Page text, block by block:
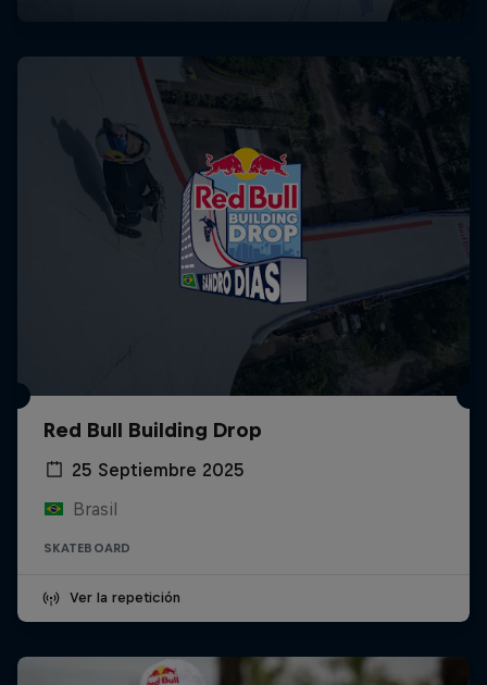
Red Bull Building Drop
25 Septiembre 2025
Brasil
SKATEBOARD
Ver la repetición